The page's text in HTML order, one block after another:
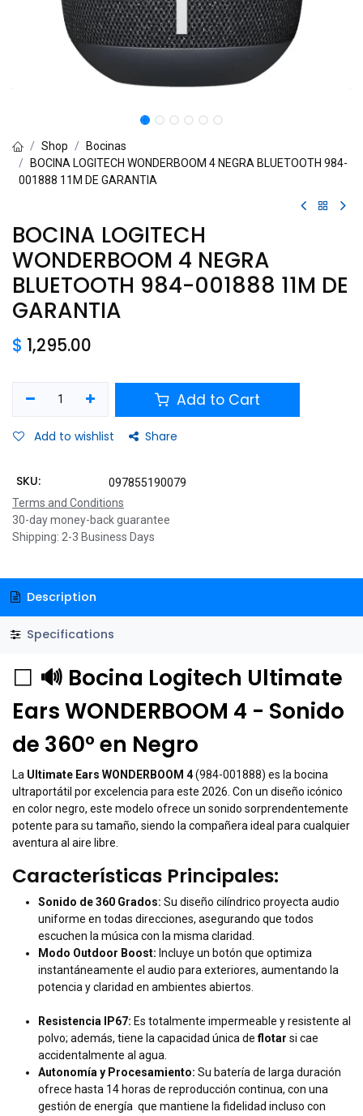
Shop
Bocinas
BOCINA LOGITECH WONDERBOOM 4 NEGRA BLUETOOTH 984-
001888 11M DE GARANTIA
BOCINA LOGITECH
WONDERBOOM 4 NEGRA
BLUETOOTH 984-001888 11M DE
GARANTIA
$ 1,295.00
Add to Cart
Add to wishlist Share
SKU:
097855190079
Terms and Conditions
30-day money-back guarantee
Shipping: 2-3 Business Days
Description
Specifications
⬜ 🔊 Bocina Logitech Ultimate
Ears WONDERBOOM 4 - Sonido
de 360° en Negro
La Ultimate Ears WONDERBOOM 4(984-001888) es la bocina
ultraportátil por excelencia para este 2026. Con un diseño icónico
en color negro, este modelo ofrece un sonido sorprendentemente
potente para su tamaño, siendo la compañera ideal para cualquier
aventura al aire libre.
Características Principales:
Sonido de 360 Grados: Su diseño cilíndrico proyecta audio
uniforme en todas direcciones, asegurando que todos
escuchen la música con la misma claridad.
Modo Outdoor Boost: Incluye un botón que optimiza
instantáneamente el audio para exteriores, aumentando la
potencia y claridad en ambientes abiertos.
Resistencia IP67: Es totalmente impermeable y resistente al
polvo; además, tiene la capacidad única deflotar si cae
accidentalmente al agua.
Autonomía y Procesamiento: Su batería de larga duración
ofrece hasta 14 horas de reproducción continua, con una
gestión de energía que mantiene la fidelidad incluso con